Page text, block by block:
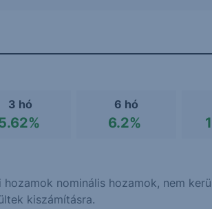
3 hó 6 hó
6.2%
hozamok nominális hozamok, nem
kiszámításra.